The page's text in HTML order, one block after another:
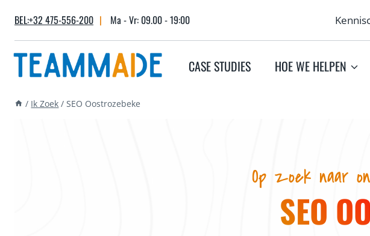
content
BEL:+32 475-556-200 | Ma - Vr: 09.00 - 19:00
CASE STUDIES HOE WE HELPEN
/ Ik Zoek / SEO Oostrozebeke
Op zoek naar
SEO